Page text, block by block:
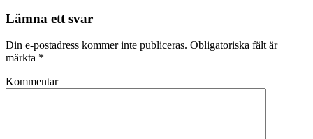
Lämna ett svar
Din e-postadress kommer inte publiceras. Obligatoriska fält är
märkta *
Kommentar